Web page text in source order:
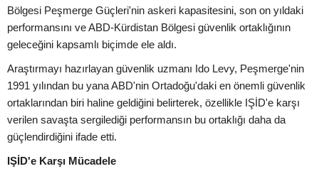
Bölgesi Peşmerge Güçleri'nin askeri kapasitesini, son on yıldaki
performansını ve ABD-Kürdistan Bölgesi güvenlik ortaklığının
geleceğini kapsamlı biçimde ele aldı.
Araştırmayı hazırlayan güvenlik uzmanı Ido Levy, Peşmerge'nin
1991 yılından bu yana ABD'nin Ortadoğu'daki en önemli güvenlik
ortaklarından biri haline geldiğini belirterek, özellikle IŞİD'e karşı
verilen savaşta sergilediği performansın bu ortaklığı daha da
güçlendirdiğini ifade etti.
IŞİD'e Karşı Mücadele